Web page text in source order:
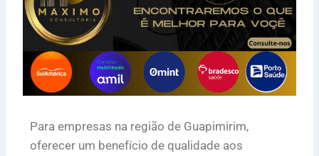
Para empresas na região de Guapimirim,
oferecer um benefício de qualidade aos